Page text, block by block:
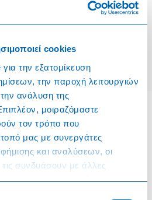
cookies
την εξατομίκευση
την παροχή λειτουργιών
ανάλυση της
μοιραζόμαστε
τον τρόπο που
μας με συνεργάτες
και αναλύσεων, οι
συνδυάσουν με άλλες
παραχωρήσει ή τις οποίες